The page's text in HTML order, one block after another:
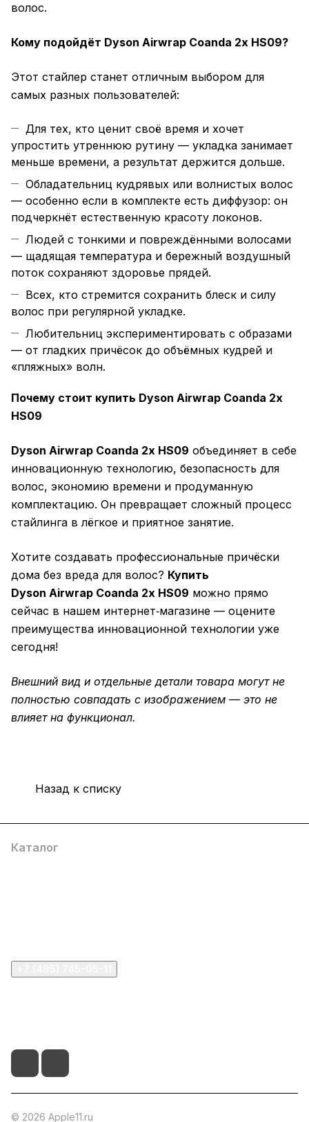
волос.
Кому подойдёт Dyson Airwrap Coanda 2x HS09?
Этот стайлер станет отличным выбором для
самых разных пользователей:
Для тех, кто ценит своё время и хочет
упростить утреннюю рутину — укладка занимает
меньше времени, а результат держится дольше.
Обладательниц кудрявых или волнистых волос
— особенно если в комплекте есть диффузор: он
подчеркнёт естественную красоту локонов.
Людей с тонкими и повреждёнными волосами
— щадящая температура и бережный воздушный
поток сохраняют здоровье прядей.
Всех, кто стремится сохранить блеск и силу
волос при регулярной укладке.
Любительниц экспериментировать с образами
— от гладких причёсок до объёмных кудрей и
«пляжных» волн.
Почему стоит купить Dyson Airwrap Coanda 2x
HS09
Dyson Airwrap Coanda 2x HS09 объединяет в себе
инновационную технологию, безопасность для
волос, экономию времени и продуманную
комплектацию. Он превращает сложный процесс
стайлинга в лёгкое и приятное занятие.
Хотите создавать профессиональные причёски
дома без вреда для волос? Купить
Dyson Airwrap Coanda 2x HS09 можно прямо
сейчас в нашем интернет‑магазине — оцените
преимущества инновационной технологии уже
сегодня!
Внешний вид и отдельные детали товара могут не
полностью совпадать с изображением — это не
влияет на функционал.
Назад к списку
Каталог
© 2026 Apple11.ru